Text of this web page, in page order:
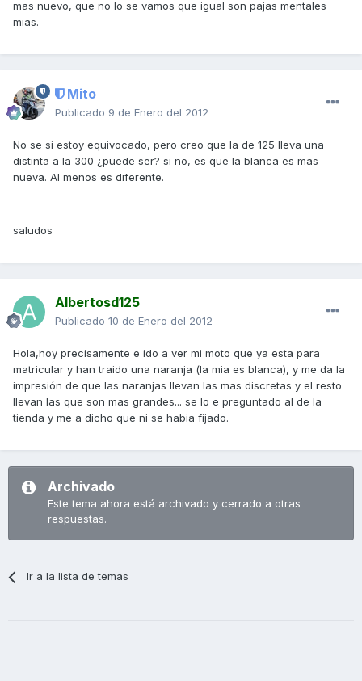
mas nuevo, que no lo se vamos que igual son pajas mentales
mias.
Mito
Publicado 9 de Enero del 2012
No se si estoy equivocado, pero creo que la de 125 lleva una
distinta a la 300 ¿puede ser? si no, es que la blanca es mas
nueva. Al menos es diferente.
saludos
Albertosd125
Publicado 10 de Enero del 2012
Hola,hoy precisamente e ido a ver mi moto que ya esta para
matricular y han traido una naranja (la mia es blanca), y me da la
impresión de que las naranjas llevan las mas discretas y el resto
llevan las que son mas grandes... se lo e preguntado al de la
tienda y me a dicho que ni se habia fijado.
Archivado
Este tema ahora está archivado y cerrado a otras
respuestas.
Ir a la lista de temas